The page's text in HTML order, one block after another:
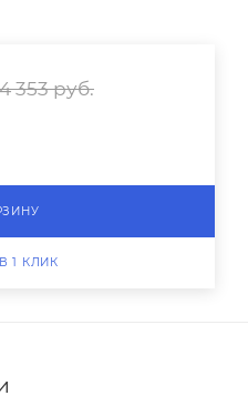
353руб.
1 КЛИК